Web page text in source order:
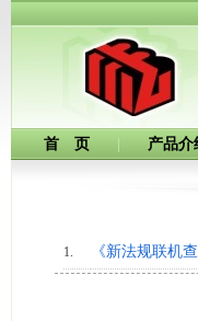
首 页 产品介
1. 《新法规联机